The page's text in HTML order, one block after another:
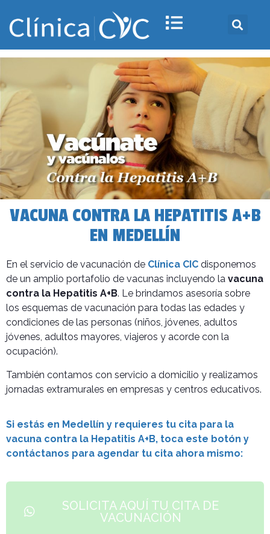
VACUNA CONTRA LA HEPATITIS A+B
EN MEDELLÍN
En el servicio de vacunación de Clínica CIC disponemos
de un amplio portafolio de vacunas incluyendo la vacuna
contra la Hepatitis A+B. Le brindamos asesoría sobre
los esquemas de vacunación para todas las edades y
condiciones de las personas (niños, jóvenes, adultos
jóvenes, adultos mayores, viajeros y acorde con la
ocupación).
También contamos con servicio a domicilio y realizamos
jornadas extramurales en empresas y centros educativos.
Si estás en Medellín y requieres tu cita para la
vacuna contra la Hepatitis A+B, toca este botón y
contáctanos para agendar tu cita ahora mismo:
SOLICITA AQUÍ TU CITA DE
VACUNACIÓN